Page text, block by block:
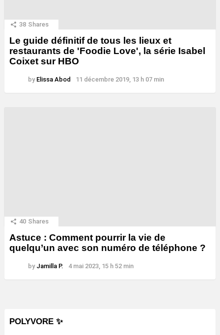
38 Shares
Le guide définitif de tous les lieux et
restaurants de 'Foodie Love', la série Isabel
Coixet sur HBO
by Elissa Abod 11 décembre 2019, 13 h 07 min
40 Shares
Astuce : Comment pourrir la vie de
quelqu’un avec son numéro de téléphone ?
by Jamilla P. 4 mai 2023, 15 h 52 min
POLYVORE ✨